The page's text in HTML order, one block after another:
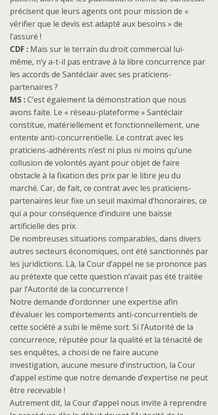
précisent que leurs agents ont pour mission de «
vérifier que le devis est adapté aux besoins » de
l’assuré !
CDF : Mais sur le terrain du droit commercial lui-
même, n’y a-t-il pas entrave à la libre concurrence par
les accords de Santéclair avec ses praticiens-
partenaires ?
MS :C’est également la démonstration que nous
avons faite. Le « réseau-plateforme » Santéclair
constitue, matériellement et fonctionnellement, une
entente anti-concurrentielle. Le contrat avec les
praticiens-adhérents n’est ni plus ni moins qu’une
collusion de volontés ayant pour objet de faire
obstacle à la fixation des prix par le libre jeu du
marché. Car, de fait, ce contrat avec les praticiens-
partenaires leur fixe un seuil maximal d’honoraires, ce
qui a pour conséquence d’induire une baisse
artificielle des prix.
De nombreuses situations comparables, dans divers
autres secteurs économiques, ont été sanctionnés par
les juridictions. Là, la Cour d’appel ne se prononce pas
au prétexte que cette question n’avait pas été traitée
par l’Autorité de la concurrence !
Notre demande d’ordonner une expertise afin
d’évaluer les comportements anti-concurrentiels de
cette société a subi le même sort. Si l’Autorité de la
concurrence, réputée pour la qualité et la ténacité de
ses enquêtes, a choisi de ne faire aucune
investigation, aucune mesure d’instruction, la Cour
d’appel estime que notre demande d’expertise ne peut
être recevable !
Autrement dit, la Cour d’appel nous invite à reprendre